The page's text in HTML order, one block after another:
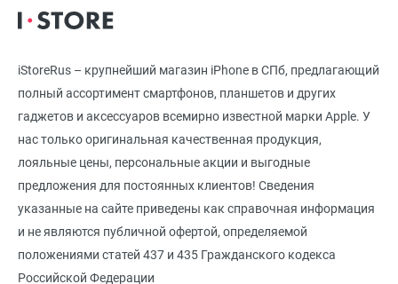
iStoreRus – крупнейший магазин iPhone в СПб, предлагающий
полный ассортимент смартфонов, планшетов и других
гаджетов и аксессуаров всемирно известной марки Apple. У
нас только оригинальная качественная продукция,
лояльные цены, персональные акции и выгодные
предложения для постоянных клиентов! Сведения
указанные на сайте приведены как справочная информация
и не являются публичной офертой, определяемой
положениями статей 437 и 435 Гражданского кодекса
Российской Федерации